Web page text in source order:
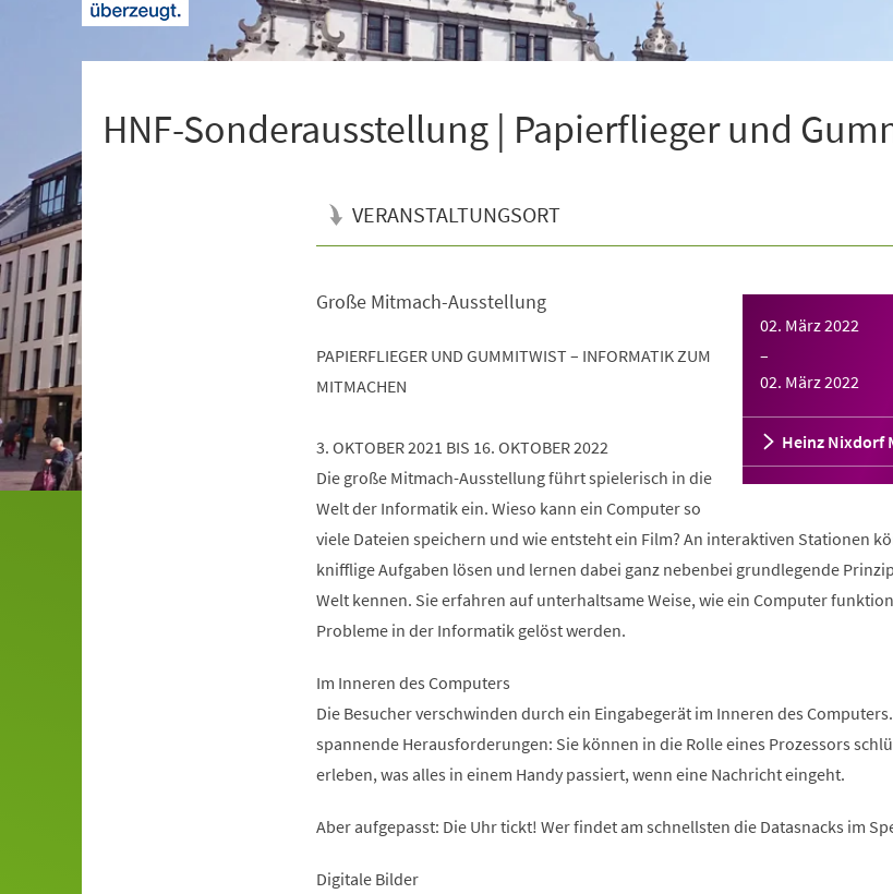
HNF-Sonderausstellung | Papierflieger und
VERANSTALTUNGSORT
02. März 2022
–
02. März 2022
Heinz Nixdorf
Große Mitmach-Ausstellung
PAPIERFLIEGER UND GUMMITWIST – INFORMATIK ZUM
MITMACHEN
3. OKTOBER 2021 BIS 16. OKTOBER 2022
Die große Mitmach-Ausstellung führt spielerisch in die
Welt der Informatik ein. Wieso kann ein Computer so
viele Dateien speichern und wie entsteht ein Film? An interaktiven Stationen
knifflige Aufgaben lösen und lernen dabei ganz nebenbei grundlegende
Welt kennen. Sie erfahren auf unterhaltsame Weise, wie ein Computer
Probleme in der Informatik gelöst werden.
Im Inneren des Computers
Die Besucher verschwinden durch ein Eingabegerät im Inneren des
spannende Herausforderungen: Sie können in die Rolle eines Prozessors
erleben, was alles in einem Handy passiert, wenn eine Nachricht eingeht.
Aber aufgepasst: Die Uhr tickt! Wer findet am schnellsten die Datasnacks im
Digitale Bilder